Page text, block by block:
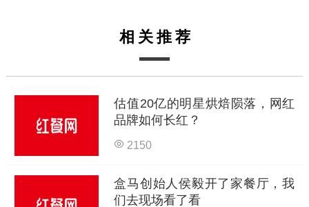
相关推荐
估值20亿的明星烘焙陨落，网红
品牌如何长红？
2150
盒马创始人侯毅开了家餐厅，我
们去现场看了看